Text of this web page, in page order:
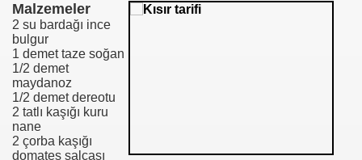
Malzemeler
2 su bardağı ince
bulgur
1 demet taze soğan
1/2 demet
maydanoz
1/2 demet dereotu
2 tatlı kaşığı kuru
nane
2 çorba kaşığı
domates salçası